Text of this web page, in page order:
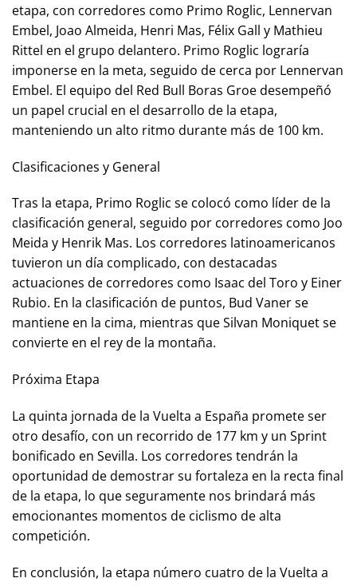
etapa, con corredores como Primo Roglic, Lennervan
Embel, Joao Almeida, Henri Mas, Félix Gall y Mathieu
Rittel en el grupo delantero. Primo Roglic lograría
imponerse en la meta, seguido de cerca por Lennervan
Embel. El equipo del Red Bull Boras Groe desempeñó
un papel crucial en el desarrollo de la etapa,
manteniendo un alto ritmo durante más de 100 km.
Clasificaciones y General
Tras la etapa, Primo Roglic se colocó como líder de la
clasificación general, seguido por corredores como Joo
Meida y Henrik Mas. Los corredores latinoamericanos
tuvieron un día complicado, con destacadas
actuaciones de corredores como Isaac del Toro y Einer
Rubio. En la clasificación de puntos, Bud Vaner se
mantiene en la cima, mientras que Silvan Moniquet se
convierte en el rey de la montaña.
Próxima Etapa
La quinta jornada de la Vuelta a España promete ser
otro desafío, con un recorrido de 177 km y un Sprint
bonificado en Sevilla. Los corredores tendrán la
oportunidad de demostrar su fortaleza en la recta final
de la etapa, lo que seguramente nos brindará más
emocionantes momentos de ciclismo de alta
competición.
En conclusión, la etapa número cuatro de la Vuelta a